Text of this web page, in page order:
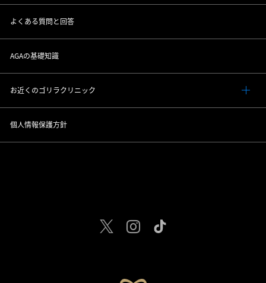
よくある質問と回答
AGAの基礎知識
お近くのゴリラクリニック
個人情報保護方針